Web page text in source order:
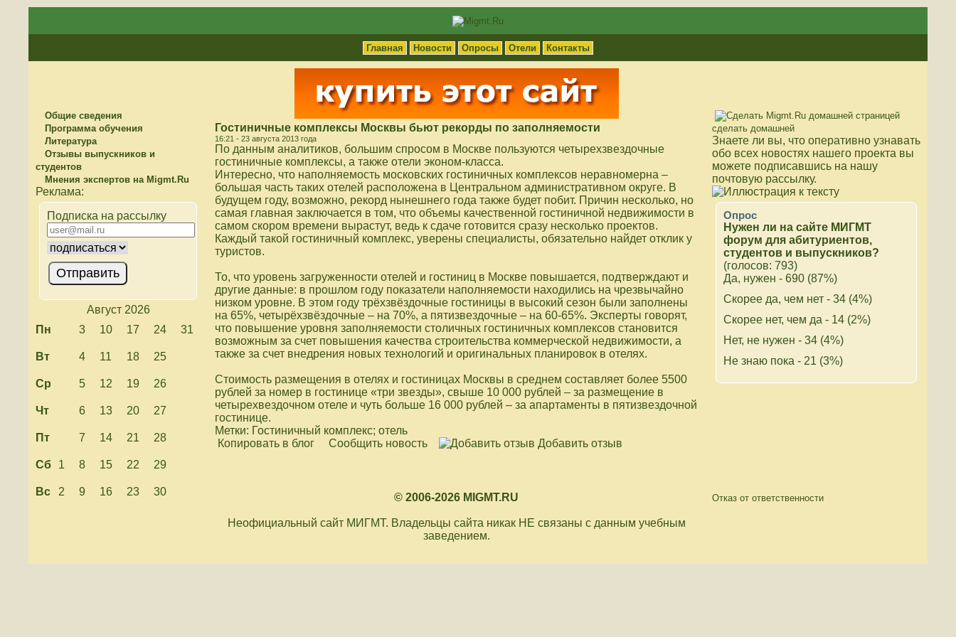
Главная Новости Опросы Отели Контакты
Общие сведения
Программа обучения
Литература
Отзывы выпускников и
студентов
Мнения экспертов на Migmt.Ru
Подписка на рассылку
Август 2026
Пн
3 10 17 24 31
Вт 4 11 18 25
Ср 5 12 19 26
Чт 6 13 20 27
Пт 7 14 21 28
Сб 1 8 15 22 29
Вс 2 9 16 23 30
Гостиничные комплексы Москвы бьют рекорды по заполняемости
16:21 - 23 августа 2013 года
По данным аналитиков, большим спросом в Москве пользуются четырехзвездочные
гостиничные комплексы, а также отели эконом-класса.
Интересно, что наполняемость московских гостиничных комплексов неравномерна –
большая часть таких отелей расположена в Центральном административном округе. В
будущем году, возможно, рекорд нынешнего года также будет побит. Причин несколько, но
самая главная заключается в том, что объемы качественной гостиничной недвижимости в
самом скором времени вырастут, ведь к сдаче готовится сразу несколько проектов.
Каждый такой гостиничный комплекс, уверены специалисты, обязательно найдет отклик у
туристов.
То, что уровень загруженности отелей и гостиниц в Москве повышается, подтверждают и
другие данные: в прошлом году показатели наполняемости находились на чрезвычайно
низком уровне. В этом году трёхзвёздочные гостиницы в высокий сезон были заполнены
на 65%, четырёхзвёздочные – на 70%, а пятизвездочные – на 60-65%. Эксперты говорят,
что повышение уровня заполняемости столичных гостиничных комплексов становится
возможным за счет повышения качества строительства коммерческой недвижимости, а
также за счет внедрения новых технологий и оригинальных планировок в отелях.
Стоимость размещения в отелях и гостиницах Москвы в среднем составляет более 5500
рублей за номер в гостинице «три звезды», свыше 10 000 рублей – за размещение в
четырехвездочном отеле и чуть больше 16 000 рублей – за апартаменты в пятизвездочной
гостинице.
Метки: Гостиничный комплекс; отель
Копировать в блог
Сообщить новость Добавить отзыв
сделать домашней
Знаете ли вы, что оперативно узнавать
обо всех новостях нашего проекта вы
можете подписавшись на нашу
почтовую рассылку.
Опрос
Нужен ли на сайте МИГМТ
форум для абитуриентов,
студентов и выпускников?
(голосов: 793)
Да, нужен - 690 (87%)
Скорее да, чем нет - 34 (4%)
Скорее нет, чем да - 14 (2%)
Нет, не нужен - 34 (4%)
Не знаю пока - 21 (3%)
© 2006-2026 MIGMT.RU
Неофициальный сайт МИГМТ. Владельцы сайта никак НЕ связаны с данным учебным
заведением.
Отказ от ответственности